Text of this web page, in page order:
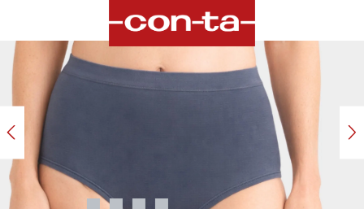
Bildergalerie überspringen